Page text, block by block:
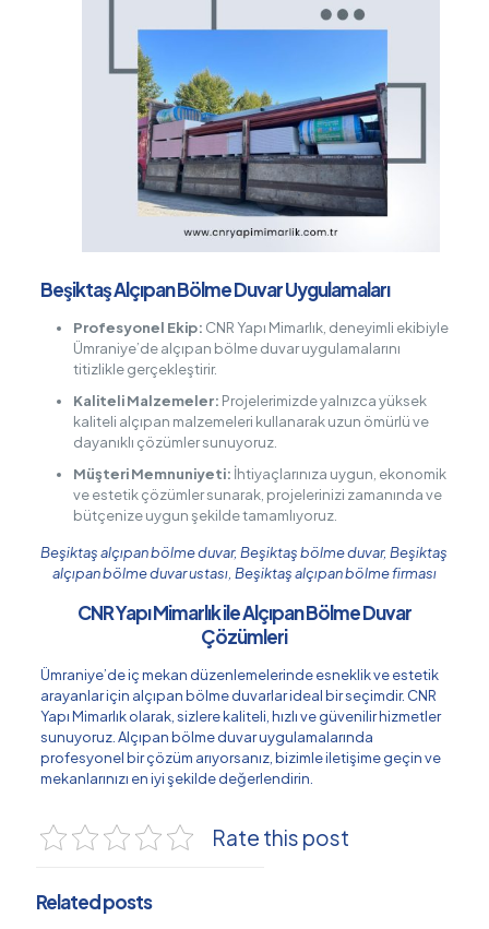
Beşiktaş Alçıpan Bölme Duvar Uygulamaları
Profesyonel Ekip: CNR Yapı Mimarlık, deneyimli ekibiyle
Ümraniye’de alçıpan bölme duvar uygulamalarını
titizlikle gerçekleştirir.
Kaliteli Malzemeler: Projelerimizde yalnızca yüksek
kaliteli alçıpan malzemeleri kullanarak uzun ömürlü ve
dayanıklı çözümler sunuyoruz.
Müşteri Memnuniyeti: İhtiyaçlarınıza uygun, ekonomik
ve estetik çözümler sunarak, projelerinizi zamanında ve
bütçenize uygun şekilde tamamlıyoruz.
Beşiktaş alçıpan bölme duvar, Beşiktaş bölme duvar, Beşiktaş
alçıpan bölme duvar ustası, Beşiktaş alçıpan bölme firması
CNR Yapı Mimarlık ile Alçıpan Bölme Duvar
Çözümleri
Ümraniye’de iç mekan düzenlemelerinde esneklik ve estetik
arayanlar için alçıpan bölme duvarlar ideal bir seçimdir. CNR
Yapı Mimarlık olarak, sizlere kaliteli, hızlı ve güvenilir hizmetler
sunuyoruz. Alçıpan bölme duvar uygulamalarında
profesyonel bir çözüm arıyorsanız, bizimle iletişime geçin ve
mekanlarınızı en iyi şekilde değerlendirin.
Rate this post
Related posts